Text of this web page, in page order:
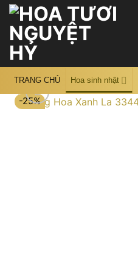
Skip
content
TRANG CHỦ Hoa sinh nhật
-25%